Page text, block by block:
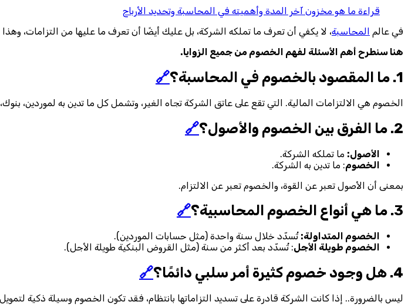
قراءة ما هو مخزون آخر المدة وأهميته في المحاسبة وتحديد الأرباح
في عالم المحاسبة، لا يكفي أن تعرف ما تملكه الشركة، بل عليك أيضًا أن تعرف ما عليها من التزامات،
هنا سنطرح أهم الأسئلة لفهم الخصوم من جميع الزوايا.
1. ما المقصود بالخصوم في المحاسبة؟ 🔗
الخصوم هي الالتزامات المالية. التي تقع على عاتق الشركة تجاه الغير، وتشمل كل ما تدين به لموردين،
2. ما الفرق بين الخصوم والأصول؟ 🔗
الأصول: ما تملكه الشركة.
الخصوم: ما تدين به الشركة.
بمعنى أن الأصول تعبر عن القوة، والخصوم تعبر عن الالتزام.
3. ما هي أنواع الخصوم المحاسبية؟ 🔗
الخصوم المتداولة: تُسدّد خلال سنة واحدة (مثل حسابات الموردين).
الخصوم طويلة الأجل: تُسدّد بعد أكثر من سنة (مثل القروض البنكية طويلة الأجل).
4. هل وجود خصوم كثيرة أمر سلبي دائمًا؟ 🔗
ليس بالضرورة.. إذا كانت الشركة قادرة على تسديد التزاماتها بانتظام، فقد تكون الخصوم وسيلة ذكية